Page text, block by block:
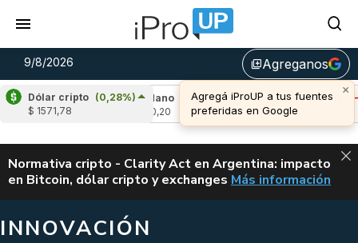
9/8/2026 library_addAgreganos
×
Agregá iProUP a tus fuentes
preferidas en Google
Dólar cripto (0,28%)
$ 1571,78
Cardano
(-1,41%)
Avalanche (-
u$s 6,47
ALERTA
Normativa cripto - Clarity Act en Argentina: impacto
en Bitcoin, dólar cripto y exchanges CLARITY ACT EN
Más información
INNOVACIÓN